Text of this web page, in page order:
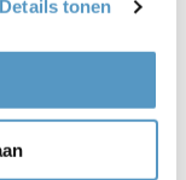
Details tonen